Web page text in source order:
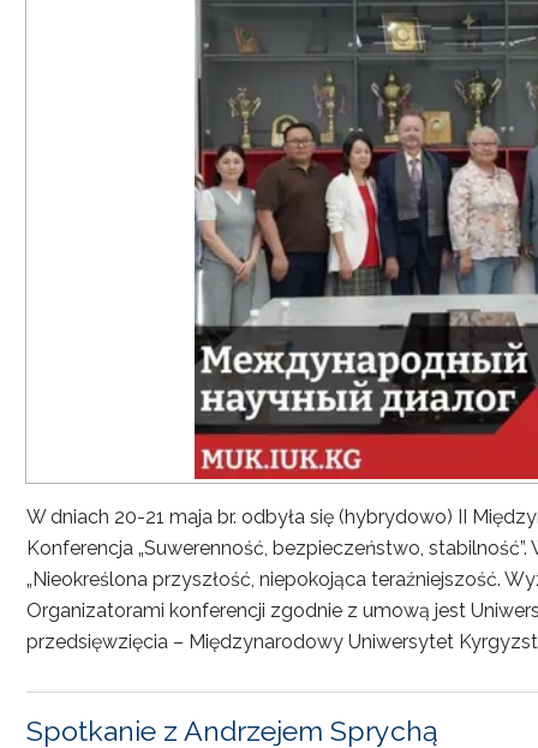
W dniach 20-21 maja br. odbyła się (hybrydowo) II
Konferencja „Suwerenność, bezpieczeństwo,
„Nieokreślona przyszłość, niepokojąca teraźniejszość.
Organizatorami konferencji zgodnie z umową jest
przedsięwzięcia – Międzynarodowy Uniwersytet
Spotkanie z Andrzejem Sprychą